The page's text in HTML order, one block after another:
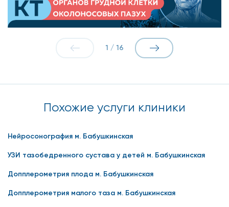
1 / 16
Похожие услуги клиники
Нейросонография м. Бабушкинская
УЗИ тазобедренного сустава у детей м. Бабушкинская
Допплерометрия плода м. Бабушкинская
Допплерометрия малого таза м. Бабушкинская